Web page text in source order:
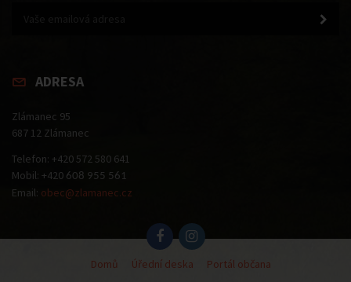
ADRESA
Zlámanec 95
687 12 Zlámanec
Telefon: +420 572 580 641
Mobil: +420 608 955 561
Email: obec@zlamanec.cz
Domů Úřední deska Portál občana